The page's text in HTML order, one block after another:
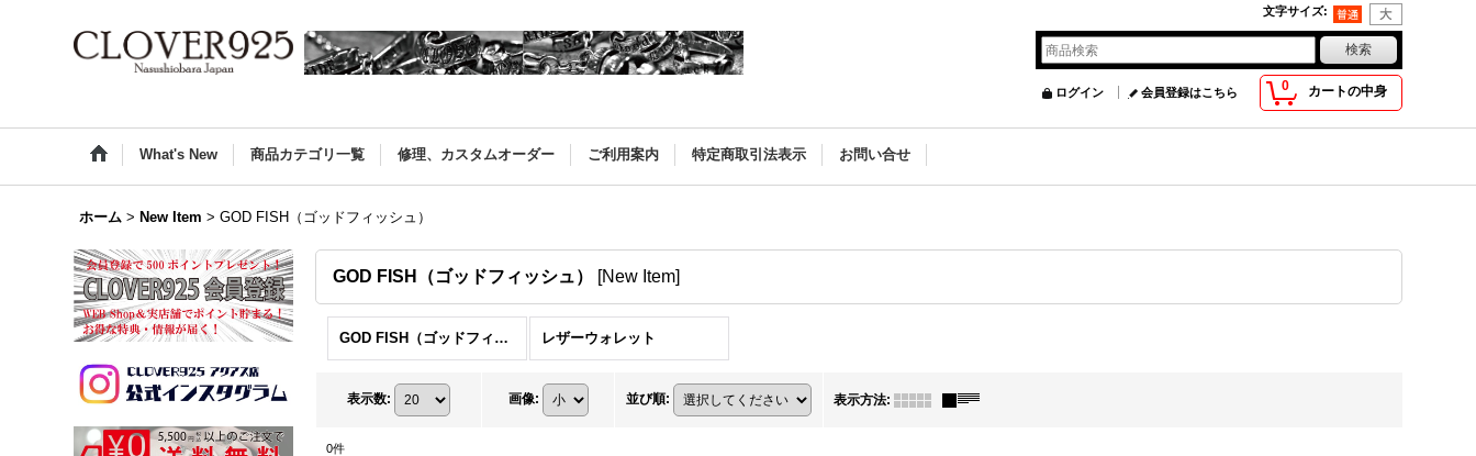
文字サイズ:
0 カートの中身
ログイン 会員登録はこちら
What's New 商品カテゴリ一覧 修理、カスタムオーダー ご利用案内 特定商取引法表示 お問い合せ
ホーム > New Item > GOD FISH（ゴッドフィッシュ）
GOD FISH（ゴッドフィッシュ） [New Item]
GOD FISH（ゴッドフィッシュ） (全商品) レザーウォレット
表示数: 画像: 並び順: 表示方法:
0件